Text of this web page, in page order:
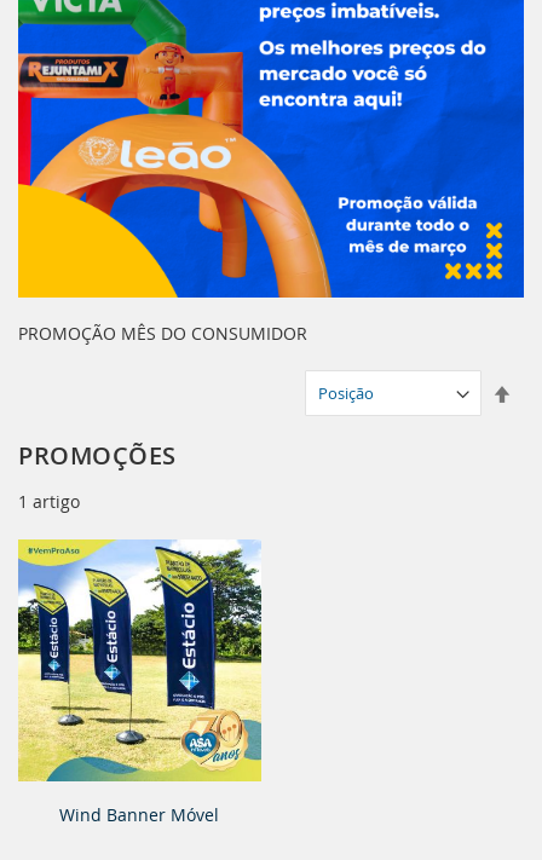
PROMOÇÃO MÊS DO CONSUMIDOR
PROMOÇÕES
1 artigo
Wind Banner Móvel